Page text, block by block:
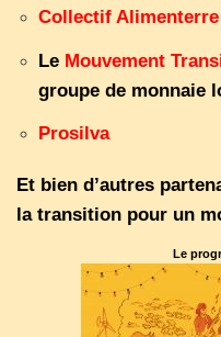
Collectif Alimenterre
Le Mouvement
groupe de monnaie
Prosilva
Et bien d’autres
la transition pour un
Le